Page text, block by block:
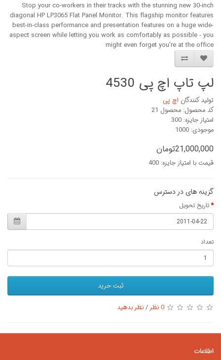
Stop your co-workers in their tracks with the stunning new 30-inch
diagonal HP LP3065 Flat Panel Monitor. This flagship monitor features
best-in-class performance and presentation features on a huge wide-
aspect screen while letting you work as comfortably as possible - you
might even forget you're at the office
لپ تاپ اچ پی 4530
تولید کنندگان اچ پی
کد محصول: محصول 21
امتیاز جایزه: 300
موجودی: 1000
21,000,000تومان
قیمت با امتیاز جایزه: 400
گزینه های در دسترس
تاریخ تحویل
تعداد
ثبت خرید
0 نظر /نظر بدهید
اطلاعات